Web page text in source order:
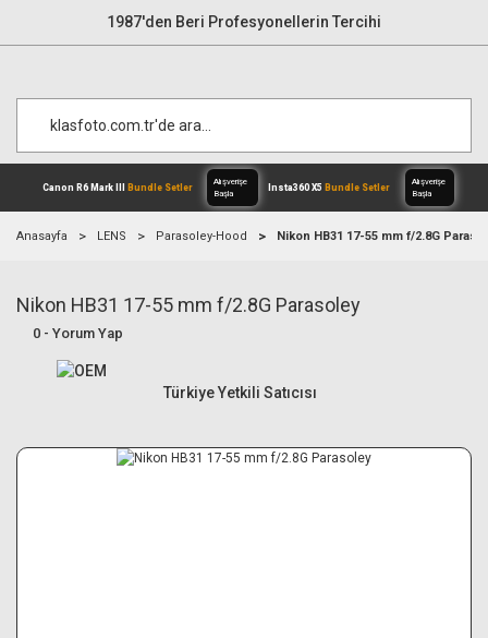
1987'den Beri Profesyonellerin Tercihi
Canon R6 Mark III Bundle Setler
Alışverişe
Anasayfa LENS Parasoley-Hood Nikon HB31 17-55 mm f/2.8G
Nikon HB31 17-55 mm f/2.8G Parasoley
0 - Yorum Yap
Türkiye Yetkili Satıcısı